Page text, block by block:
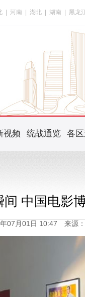
河南 湖北 湖南 黑龙
视频 统战通览 各
中国电影
07月01日 10:47 来源